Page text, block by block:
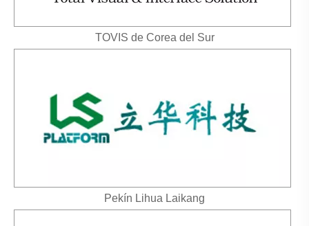
TOVIS de Corea del Sur
Pekín Lihua Laikang